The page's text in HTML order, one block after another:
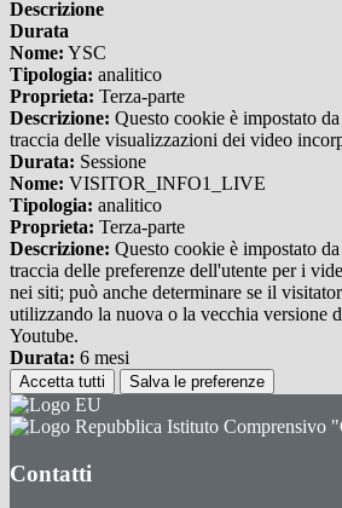
Descrizione
Durata
Nome: YSC
Tipologia: analitico
Proprieta: Terza-parte
Descrizione: Questo cookie è impostato
traccia delle visualizzazioni dei video
Durata: Sessione
Nome: VISITOR_INFO1_LIVE
Tipologia: analitico
Proprieta: Terza-parte
Descrizione: Questo cookie è impostato
traccia delle preferenze dell'utente per i
nei siti; può anche determinare se il
utilizzando la nuova o la vecchia versione
Youtube.
Durata: 6 mesi
Accetta tutti Salva le preferenze
Istituto Comprensivo
Contatti